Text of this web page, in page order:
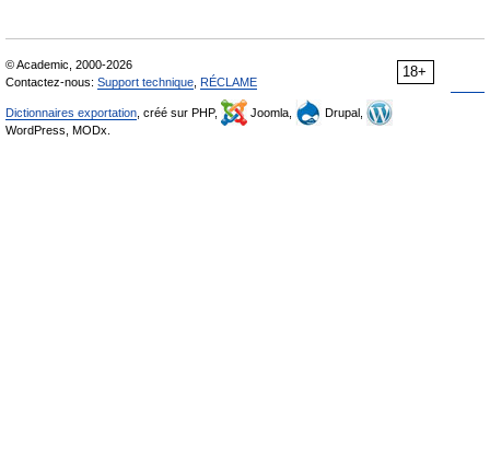
18+
© Academic, 2000-2026
Contactez-nous: Support technique, RÉCLAME
Dictionnaires exportation, créé sur PHP, Joomla,
Drupal,
WordPress, MODx.